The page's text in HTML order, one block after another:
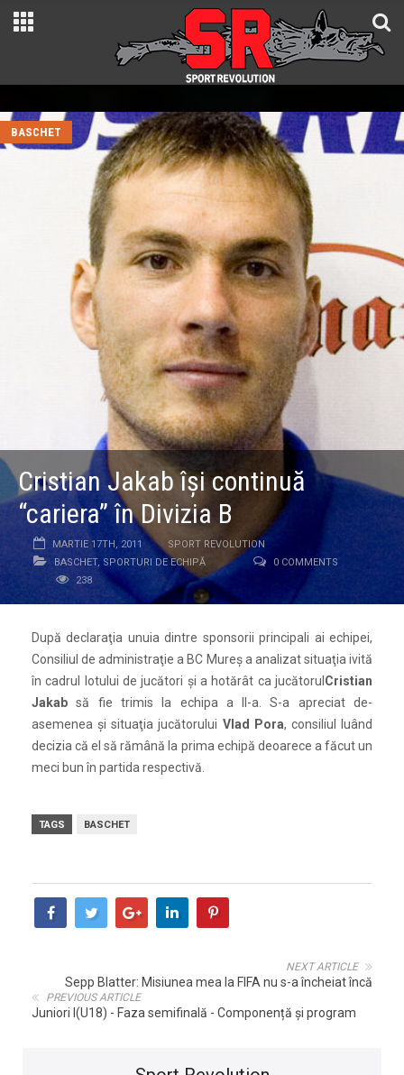
BASCHET
Cristian Jakab îşi continuă
“cariera” în Divizia B
MARTIE 17TH, 2011
SPORT REVOLUTION
BASCHET, SPORTURI DE ECHIPĂ
0 COMMENTS
238
După declaraţia unuia dintre sponsorii principali ai echipei,
Consiliul de administraţie a BC Mureş a analizat situaţia ivită
în cadrul lotului de jucători şi a hotărât ca jucătorul Cristian
Jakabsă fie trimis la echipa a II-a. S-a apreciat de-
asemenea şi situaţia jucătorului Vlad Pora, consiliul luând
decizia că el să rămână la prima echipă deoarece a făcut un
meci bun în partida respectivă.
TAGS BASCHET
NEXT ARTICLE
Sepp Blatter: Misiunea mea la FIFA nu s-a încheiat încă
PREVIOUS ARTICLE
Juniori I(U18) - Faza semifinală - Componență și program